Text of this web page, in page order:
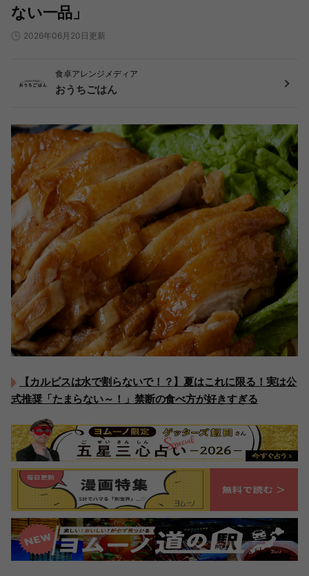
ない一品」
2026年06月20日更新
食卓アレンジメディア
おうちごはん
【カルピスは水で割らないで！？】夏はこれに限る！実は公
式推奨「たまらない～！」禁断の食べ方が好きすぎる